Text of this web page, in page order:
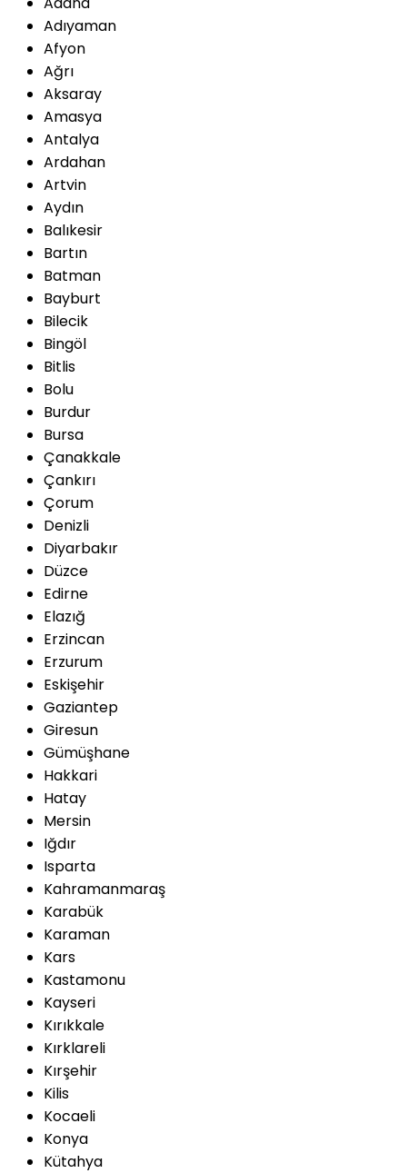
Adıyaman
Afyon
Ağrı
Aksaray
Amasya
Antalya
Ardahan
Artvin
Aydın
Balıkesir
Bartın
Batman
Bayburt
Bilecik
Bingöl
Bitlis
Bolu
Burdur
Bursa
Çanakkale
Çankırı
Çorum
Denizli
Diyarbakır
Düzce
Edirne
Elazığ
Erzincan
Erzurum
Eskişehir
Gaziantep
Giresun
Gümüşhane
Hakkari
Hatay
Mersin
Iğdır
Isparta
Kahramanmaraş
Karabük
Karaman
Kars
Kastamonu
Kayseri
Kırıkkale
Kırklareli
Kırşehir
Kilis
Kocaeli
Konya
Kütahya